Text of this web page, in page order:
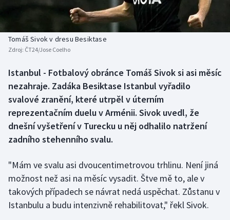
Biatlon
Box
Curling
Dostihy
Florbal
Futsal
Golf
Historické návraty
Aplikace ČT sport
Tomáš Sivok v dresu Besiktase
Zdroj: ČT24/Jose Coelho
Istanbul - Fotbalový obránce Tomáš Sivok si asi měsíc
nezahraje. Zadáka Besiktase Istanbul vyřadilo
svalové zranění, které utrpěl v úterním
reprezentačním duelu v Arménii. Sivok uvedl, že
dnešní vyšetření v Turecku u něj odhalilo natržení
zadního stehenního svalu.
"Mám ve svalu asi dvoucentimetrovou trhlinu. Není jiná
možnost než asi na měsíc vysadit. Štve mě to, ale v
takových případech se návrat nedá uspěchat. Zůstanu v
Istanbulu a budu intenzivně rehabilitovat," řekl Sivok.